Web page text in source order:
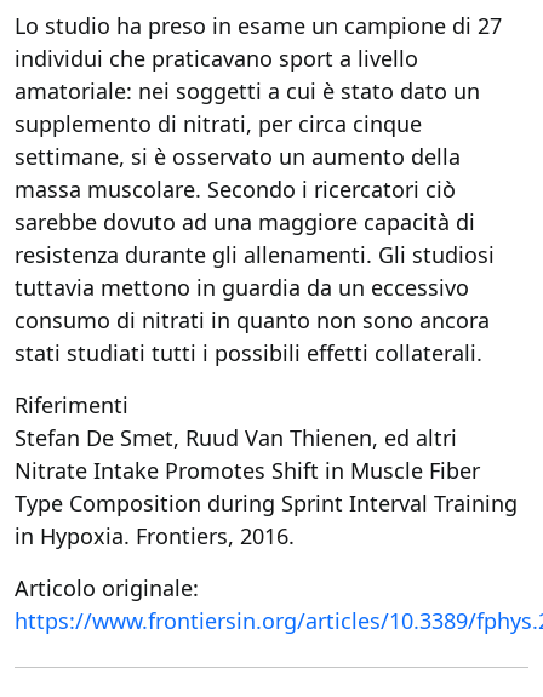
Lo studio ha preso in esame un campione di 27
individui che praticavano sport a livello
amatoriale: nei soggetti a cui è stato dato un
supplemento di nitrati, per circa cinque
settimane, si è osservato un aumento della
massa muscolare. Secondo i ricercatori ciò
sarebbe dovuto ad una maggiore capacità di
resistenza durante gli allenamenti. Gli studiosi
tuttavia mettono in guardia da un eccessivo
consumo di nitrati in quanto non sono ancora
stati studiati tutti i possibili effetti collaterali.
Riferimenti
Stefan De Smet, Ruud Van Thienen, ed altri
Nitrate Intake Promotes Shift in Muscle Fiber
Type Composition during Sprint Interval Training
in Hypoxia. Frontiers, 2016.
Articolo originale:
https://www.frontiersin.org/articles/10.3389/